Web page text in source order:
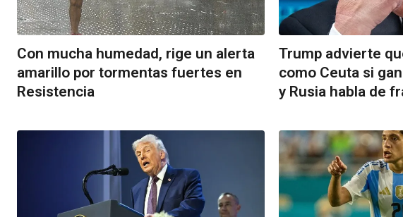
Con mucha humedad, rige un alerta
amarillo por tormentas fuertes en
Resistencia
Trump advierte
como Ceuta si
y Rusia habla de